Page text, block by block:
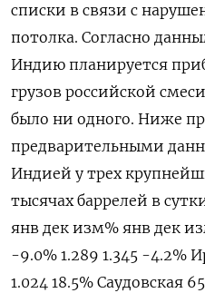
списки в связи с
потолка. Согласно
Индию планируется
грузов российской
было ни одного. Ниже
предварительными
Индией у трех
тысячах баррелей в
янв дек изм% янв дек
-9.0% 1.289 1.345 -4.2%
1.024 18.5% Саудовская